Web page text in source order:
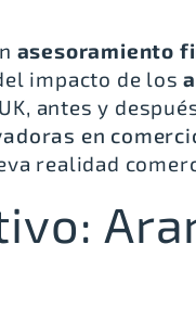
asesoramiento
impacto de los
antes y
en
realidad